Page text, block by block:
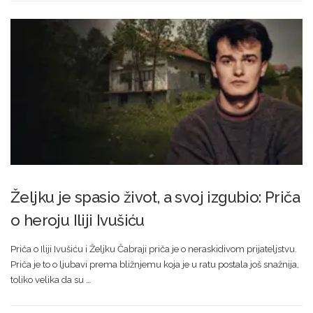
Željku je spasio život, a svoj izgubio: Priča
o heroju Iliji Ivušiću
Priča o Iliji Ivušiću i Željku Čabraji priča je o neraskidivom prijateljstvu.
Priča je to o ljubavi prema bližnjemu koja je u ratu postala još snažnija,
toliko velika da su …